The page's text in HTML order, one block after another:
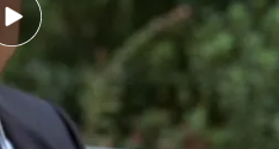
Redford y Helen
él es secuestrado. A